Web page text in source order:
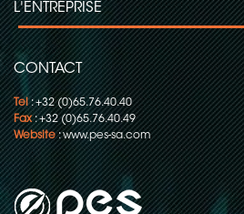
CONTACT
Tel: +32 (0)65.76.40.40
Fax: +32 (0)65.76.40.49
Website:www.pes-sa.com
L'ENTREPRISE